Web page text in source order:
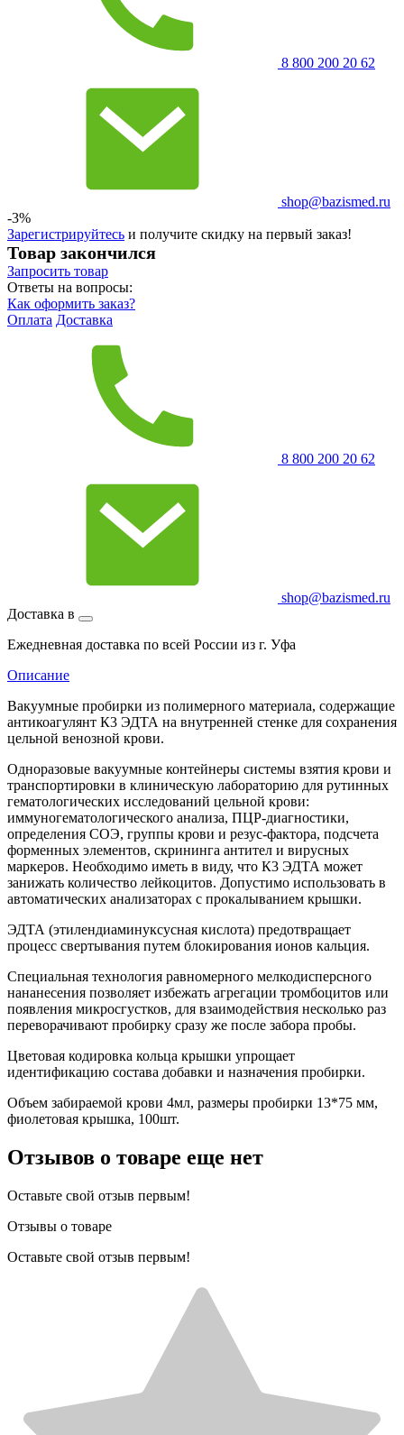
8 800 200 20 62
shop@bazismed.ru
-3%
Зарегистрируйтесь и получите скидку на первый заказ!
Товар закончился
Запросить товар
Ответы на вопросы:
Как оформить заказ?
Оплата Доставка
8 800 200 20 62
shop@bazismed.ru
Доставка в
Ежедневная доставка по всей России из г. Уфа
Описание
Вакуумные пробирки из полимерного материала, содержащие
антикоагулянт К3 ЭДТА на внутренней стенке для сохранения
цельной венозной крови.
Одноразовые вакуумные контейнеры системы взятия крови и
транспортировки в клиническую лабораторию для рутинных
гематологических исследований цельной крови:
иммуногематологического анализа, ПЦР-диагностики,
определения СОЭ, группы крови и резус-фактора, подсчета
форменных элементов, скрининга антител и вирусных
маркеров. Необходимо иметь в виду, что К3 ЭДТА может
занижать количество лейкоцитов. Допустимо использовать в
автоматических анализаторах с прокалыванием крышки.
ЭДТА (этилендиаминуксусная кислота) предотвращает
процесс свертывания путем блокирования ионов кальция.
Специальная технология равномерного мелкодисперсного
нананесения позволяет избежать агрегации тромбоцитов или
появления микросгустков, для взаимодействия несколько раз
переворачивают пробирку сразу же после забора пробы.
Цветовая кодировка кольца крышки упрощает
идентификацию состава добавки и назначения пробирки.
Объем забираемой крови 4мл, размеры пробирки 13*75 мм,
фиолетовая крышка, 100шт.
Отзывов о товаре еще нет
Оставьте свой отзыв первым!
Отзывы о товаре
Оставьте свой отзыв первым!